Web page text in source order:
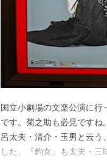
国立小劇場の文楽公演に行
です。菊之助も必見ですね
呂太夫・清介・玉男と云
した。『釣女』も太夫・三